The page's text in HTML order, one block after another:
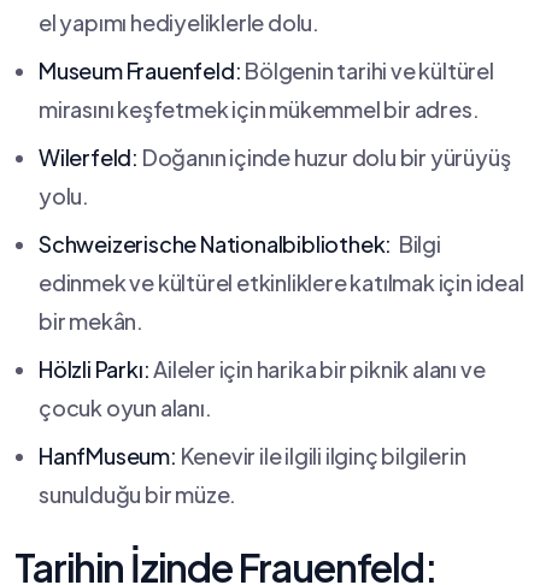
el yapımı hediyeliklerle ​dolu.
Museum Frauenfeld: Bölgenin tarihi ve kültürel⁣
mirasını keşfetmek için mükemmel bir adres.
Wilerfeld: Doğanın içinde‌ huzur dolu bir yürüyüş
yolu.
Schweizerische Nationalbibliothek: ‌ Bilgi
edinmek ve kültürel etkinliklere katılmak için ideal⁣
bir mekân.
Hölzli Parkı:Aileler için harika bir piknik alanı ve‌
çocuk oyun alanı.
HanfMuseum: Kenevir ile ilgili ilginç bilgilerin
sunulduğu bir müze.
Tarihin İzinde Frauenfeld: